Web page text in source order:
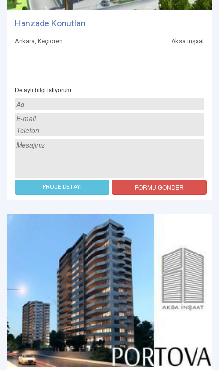
Hanzade Konutları
Ankara, Keçiören Aksa inşaat
Detaylı bilgi istiyorum
PROJE DETAYI FORMU GÖNDER